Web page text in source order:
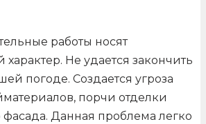
работы носят
Не удается закончить
погоде. Создается угроза
порчи отделки
Данная проблема легко